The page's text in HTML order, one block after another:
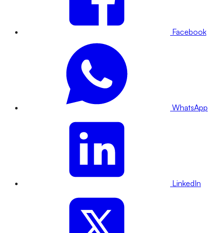
Facebook
WhatsApp
LinkedIn